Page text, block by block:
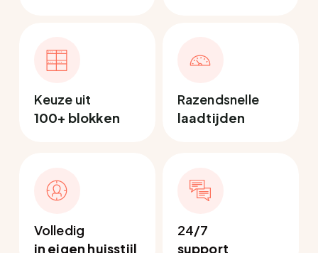
Keuze uit
100+ blokken
Razendsnelle
laadtijden
Volledig
in eigen huisstijl
24/7
support